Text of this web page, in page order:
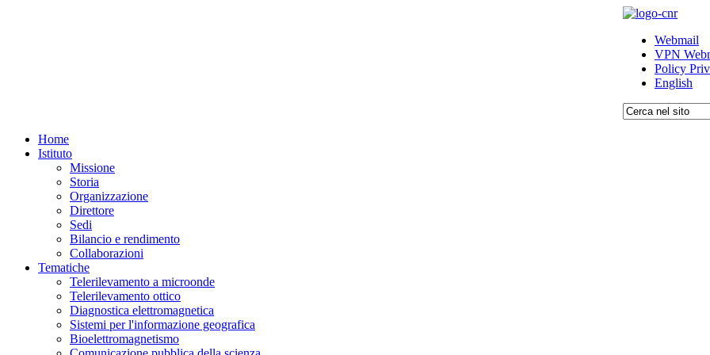
Webmail
VPN
Policy
English
Home
Istituto
Missione
Storia
Organizzazione
Direttore
Sedi
Bilancio e rendimento
Collaborazioni
Tematiche
Telerilevamento a microonde
Telerilevamento ottico
Diagnostica elettromagnetica
Sistemi per l'informazione geografica
Bioelettromagnetismo